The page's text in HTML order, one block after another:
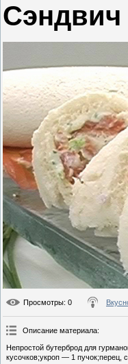
Сэндвич
Просмотры: 0
Описание материала:
Непростой бутерброд для
кусочков;укроп — 1 пучок;перец,